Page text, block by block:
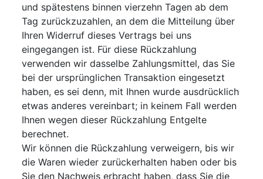
und spätestens binnen vierzehn Tagen ab dem
Tag zurückzuzahlen, an dem die Mitteilung über
Ihren Widerruf dieses Vertrags bei uns
eingegangen ist. Für diese Rückzahlung
verwenden wir dasselbe Zahlungsmittel, das Sie
bei der ursprünglichen Transaktion eingesetzt
haben, es sei denn, mit Ihnen wurde ausdrücklich
etwas anderes vereinbart; in keinem Fall werden
Ihnen wegen dieser Rückzahlung Entgelte
berechnet.
Wir können die Rückzahlung verweigern, bis wir
die Waren wieder zurückerhalten haben oder bis
Sie den Nachweis erbracht haben, dass Sie die